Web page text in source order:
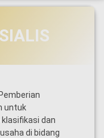
untuk
dan
di bidang